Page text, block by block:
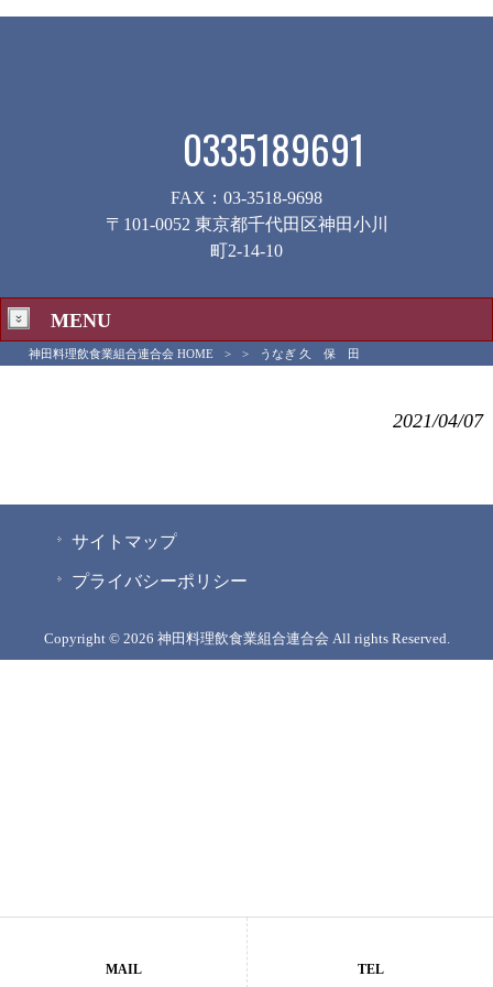
0335189691
FAX：03-3518-9698
〒101-0052 東京都千代田区神田小川
町2-14-10
MENU
神田料理飲食業組合連合会 HOME > > うなぎ 久 保 田
2021/04/07
サイトマップ
プライバシーポリシー
Copyright © 2026 神田料理飲食業組合連合会 All rights Reserved.
MAIL TEL